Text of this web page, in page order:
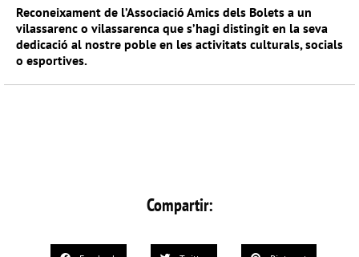
Reconeixament de l’Associació Amics dels Bolets a un
vilassarenc o vilassarenca que s’hagi distingit en la seva
dedicació al nostre poble en les activitats culturals, socials
o esportives.
Compartir: